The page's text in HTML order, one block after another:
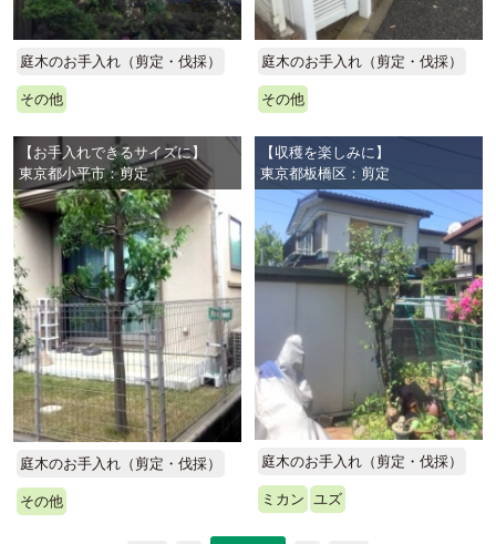
庭木のお手入れ（剪定・伐採）
その他
庭木のお手入れ（剪定・伐採）
その他
【お手入れできるサイズに】
東京都小平市：剪定
庭木のお手入れ（剪定・伐採）
その他
【収穫を楽しみに】
東京都板橋区：剪定
庭木のお手入れ（剪定・伐採）
ミカン ユズ